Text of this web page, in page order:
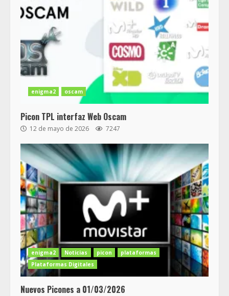
enigma2 oscam
Picon TPL interfaz Web Oscam
12 de mayo de 2026 7247
enigma2 Noticias picon
plataformas
Plataformas Digitales
Nuevos Picones a 01/03/2026